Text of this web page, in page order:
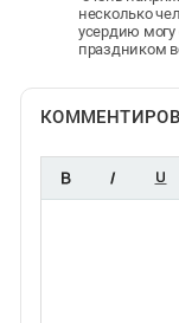
несколько
усердию могу
праздником